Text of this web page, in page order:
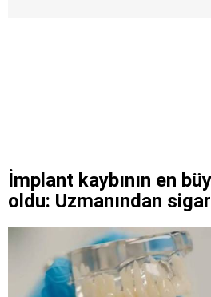
İmplant kaybının en
oldu: Uzmanından